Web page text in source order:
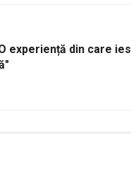
experiență din care ies